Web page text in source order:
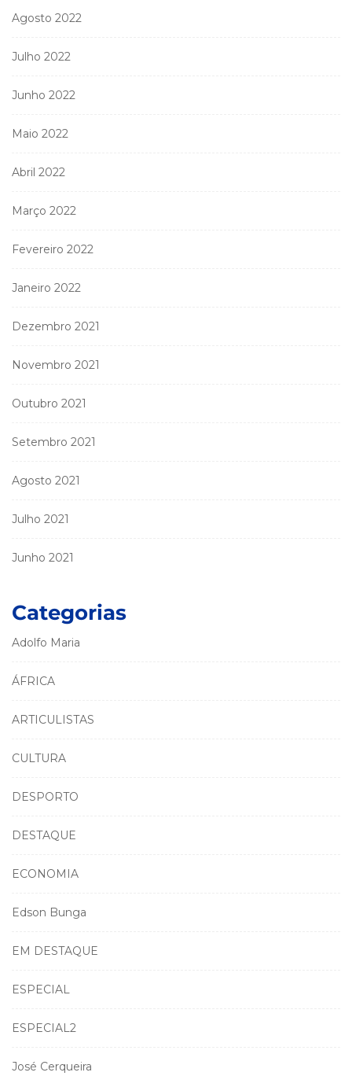
Agosto 2022
Julho 2022
Junho 2022
Maio 2022
Abril 2022
Março 2022
Fevereiro 2022
Janeiro 2022
Dezembro 2021
Novembro 2021
Outubro 2021
Setembro 2021
Agosto 2021
Julho 2021
Junho 2021
Categorias
Adolfo Maria
ÁFRICA
ARTICULISTAS
CULTURA
DESPORTO
DESTAQUE
ECONOMIA
Edson Bunga
EM DESTAQUE
ESPECIAL
ESPECIAL2
José Cerqueira